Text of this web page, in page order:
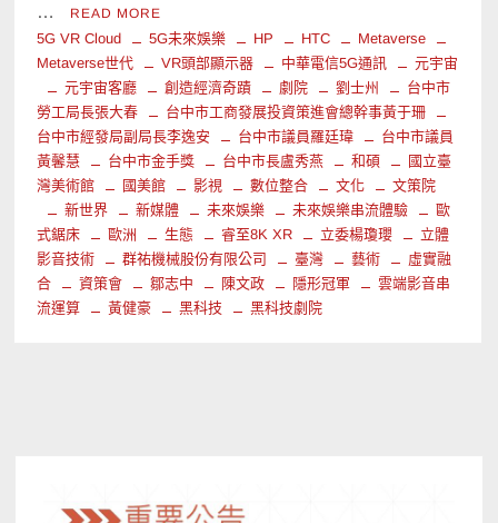
… READ MORE
5G VR Cloud 5G未來娛樂 HP HTC
Metaverse
Metaverse世代
VR頭部顯示器 中華電信5G通訊
元宇宙
元宇宙客廳
創造經濟奇蹟 劇院 劉士州
台中市
勞工局長張大春
台中市工商發展投資策進會總幹事黃于珊
台中市經發局副局長李逸安
台中市議員羅廷瑋
台中市議員
黃馨慧
台中市金手獎 台中市長盧秀燕 和碩
國立臺
灣美術館
國美館 影視 數位整合 文化
文策院
新世界
新媒體 未來娛樂 未來娛樂串流體驗
歐
式鋸床
歐洲 生態 睿至8K XR 立委楊瓊瓔
立體
影音技術
群祐機械股份有限公司 臺灣 藝術
虛實融
合
資策會 鄒志中 陳文政 隱形冠軍
雲端影音串
流運算
黃健豪 黑科技 黑科技劇院